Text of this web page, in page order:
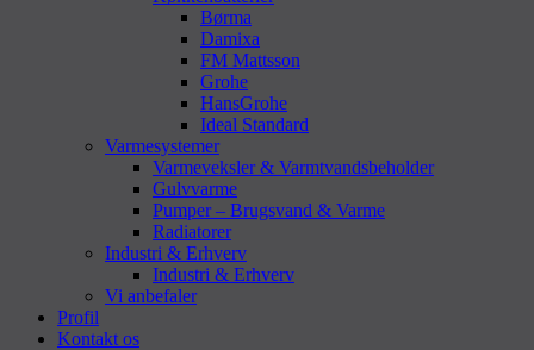
Børma
Damixa
FM Mattsson
Grohe
HansGrohe
Ideal Standard
Varmesystemer
Varmeveksler & Varmtvandsbeholder
Gulvvarme
Pumper – Brugsvand & Varme
Radiatorer
Industri & Erhverv
Industri & Erhverv
Vi anbefaler
Profil
Kontakt os